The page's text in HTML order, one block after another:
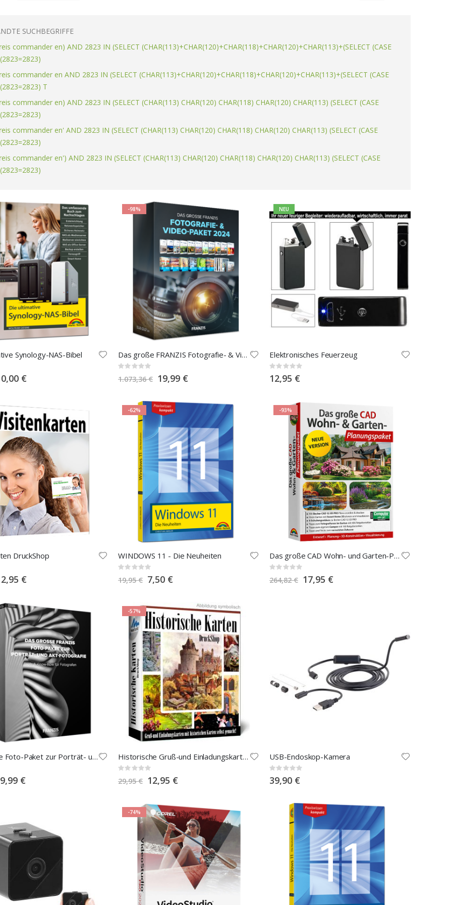
SUCHBEGRIFFE
commander en) AND 2823 IN (SELECT (CHAR(113)+CHAR(120)+CHAR(118)+CHAR(120)+CHAR(113)+(SELECT (CASE
commander en AND 2823 IN (SELECT (CHAR(113)+CHAR(120)+CHAR(118)+CHAR(120)+CHAR(113)+(SELECT (CASE
T
commander en) AND 2823 IN (SELECT (CHAR(113) CHAR(120) CHAR(118) CHAR(120) CHAR(113) (SELECT (CASE
commander en' AND 2823 IN (SELECT (CHAR(113) CHAR(120) CHAR(118) CHAR(120) CHAR(113) (SELECT (CASE
commander en') AND 2823 IN (SELECT (CHAR(113) CHAR(120) CHAR(118) CHAR(120) CHAR(113) (SELECT (CASE
Synology-NAS-Bibel
€
-98%
Das große FRANZIS Fotografie- & Video-Paket 2024
Rating:
0%
1.073,36 € Special
Price
19,99 €
NEU
Elektronisches Feuerzeug
Rating:
0%
12,95 €
DruckShop
€
-62%
WINDOWS 11 - Die Neuheiten
Rating:
0%
19,95 € Special
Price
7,50 €
-93%
Das große CAD Wohn- und Garten-Planungspaket 2023 inkl. E-Books.
Rating:
0%
264,82 € Special
Price
17,95 €
Das große Foto-Paket zur Porträt- und Akt-Fotografie
Special
Price
9,99 €
-57%
Historische Gruß-und Einladungskarten
Rating:
0%
29,95 € Special
Price
12,95 €
USB-Endoskop-Kamera
Rating:
0%
39,90 €
-74%